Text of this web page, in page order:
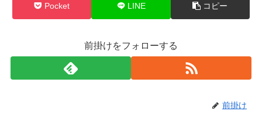
Pocket LINE コピー
前掛けをフォローする
前掛け